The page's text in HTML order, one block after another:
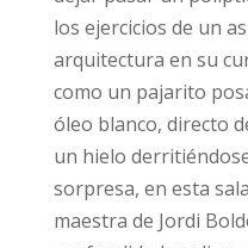
los ejercicios de un
arquitectura en su
como un pajarito
óleo blanco, directo
un hielo
sorpresa, en esta
maestra de Jordi